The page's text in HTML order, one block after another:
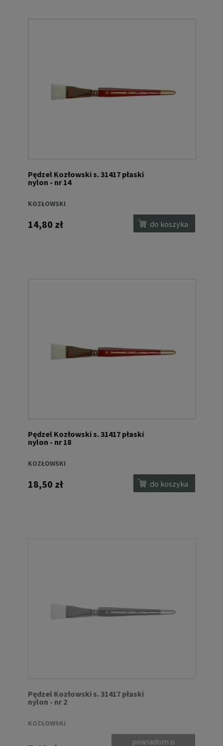
Pędzel Kozłowski s. 31417 płaski
nylon - nr 14
KOZŁOWSKI
14,80 zł do koszyka
Pędzel Kozłowski s. 31417 płaski
nylon - nr 18
KOZŁOWSKI
18,50 zł do koszyka
Pędzel Kozłowski s. 31417 płaski
nylon - nr 2
KOZŁOWSKI
powiadom o